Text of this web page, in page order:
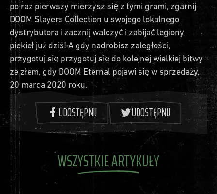
po raz pierwszy mierzysz się z tymi grami, zgarnij
DOOM Slayers Collection u swojego lokalnego
dystrybutora i zacznij walczyć i zabijać legiony
piekieł już dziś! A gdy nadrobisz zaległości,
przygotuj się przygotuj się do kolejnej wielkiej bitwy
ze złem, gdy DOOM Eternal pojawi się w sprzedaży,
20 marca 2020 roku.
UDOSTĘPNIJ UDOSTĘPNIJ
WSZYSTKIE ARTYKUŁY